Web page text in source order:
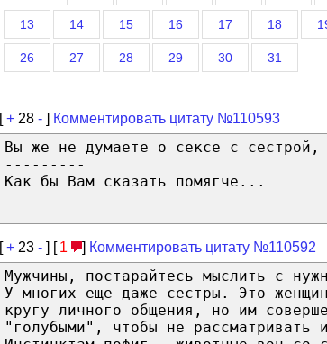
13 14 15 16 17 18
26 27 28 29 30 31
[+ 28 - ] Комментировать цитату №110593
Вы же не думаете о сексе с сестрой,
---------
Как бы Вам сказать помягче...
[+ 23 - ] [ 1 ] Комментировать цитату №110592
Мужчины, постарайтесь мыслить с
У многих еще даже сестры. Это
кругу личного общения, но им
"голубыми", чтобы не рассматривать